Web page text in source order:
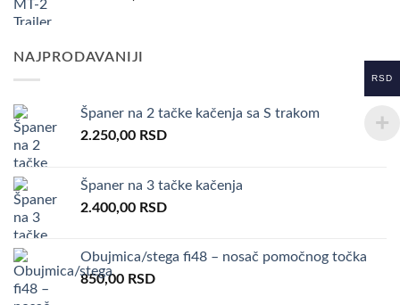
NAJPRODAVANIJI
Španer na 2 tačke kačenja sa S trakom
2.250,00 RSD
Španer na 3 tačke kačenja
2.400,00 RSD
Obujmica/stega fi48 – nosač pomočnog točka
850,00 RSD
RSD